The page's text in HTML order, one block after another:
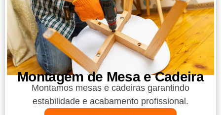
Montagem de Mesa e Cadeira
Montamos mesas e cadeiras garantindo
estabilidade e acabamento profissional.